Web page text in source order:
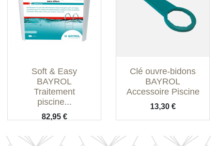
Soft & Easy
BAYROL
Traitement
piscine...
Prix
82,95 €
Clé ouvre-bidons
BAYROL
Accessoire Piscine
Prix
13,30 €